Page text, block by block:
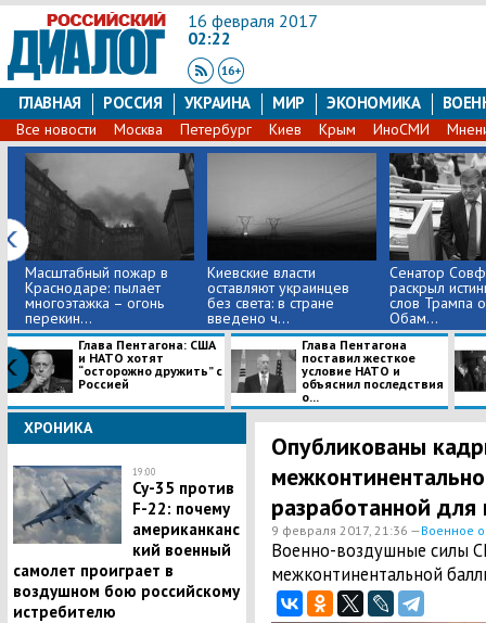
16 февраля 2017
02:22
ГЛАВНАЯ РОССИЯ УКРАИНА МИР ЭКОНОМИКА
Все новости Москва Петербург Киев Крым ИноСМИ
Масштабный пожар в
Краснодаре: пылает
многоэтажка – огонь
перекин...
Киевские власти
оставляют украинцев
без света: в стране
введено ч...
Сенатор
раскрыл
слов Трампа
Обам...
Глава Пентагона: США
и НАТО хотят
“осторожно дружить” с
Россией
Глава Пентагона
поставил жесткое
условие НАТО и
объяснил последствия
о...
ХРОНИКА
19:00
Су-35 против
F-22: почему
американканс
кий военный
самолет проиграет в
воздушном бою российскому
истребителю
Опубликованы
разработанной
9 февраля 2017, 21:36 —Военное
Военно-воздушные силы
межконтинентальной